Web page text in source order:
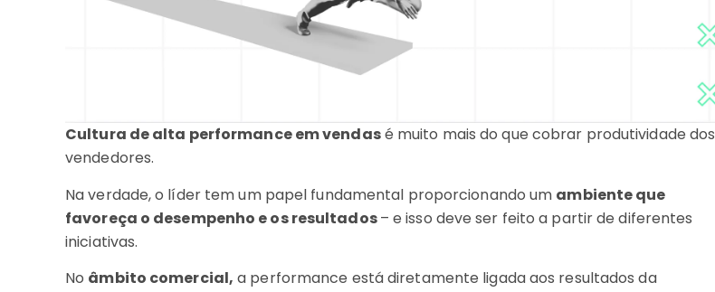
Cultura de alta performance em vendasé muito mais do que cobrar produtividade dos
vendedores.
Na verdade, o líder tem um papel fundamental proporcionando um ambiente que
favoreça o desempenho e os resultados– e isso deve ser feito a partir de diferentes
iniciativas.
No âmbito comercial, a performance está diretamente ligada aos resultados da